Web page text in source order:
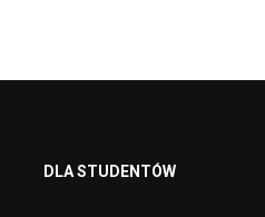
DLA STUDENTÓW